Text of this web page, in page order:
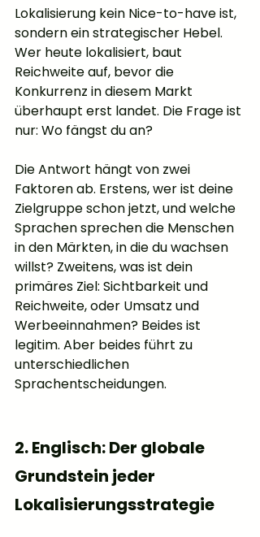
Lokalisierung kein Nice-to-have ist,
sondern ein strategischer Hebel.
Wer heute lokalisiert, baut
Reichweite auf, bevor die
Konkurrenz in diesem Markt
überhaupt erst landet. Die Frage ist
nur: Wo fängst du an?
Die Antwort hängt von zwei
Faktoren ab. Erstens, wer ist deine
Zielgruppe schon jetzt, und welche
Sprachen sprechen die Menschen
in den Märkten, in die du wachsen
willst? Zweitens, was ist dein
primäres Ziel: Sichtbarkeit und
Reichweite, oder Umsatz und
Werbeeinnahmen? Beides ist
legitim. Aber beides führt zu
unterschiedlichen
Sprachentscheidungen.
2. Englisch: Der globale
Grundstein jeder
Lokalisierungsstrategie